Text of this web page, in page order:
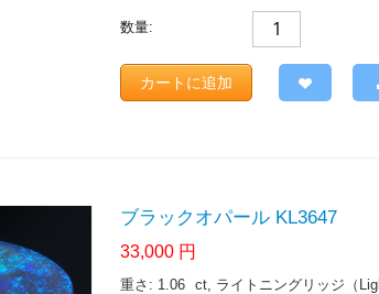
数量:
カートに追加
ブラックオパール KL3647
33,000 円
重さ: 1.06 ct , ライトニングリッジ（